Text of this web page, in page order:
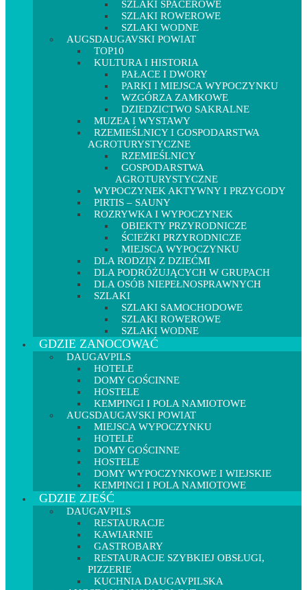
SZLAKI SPACEROWE
SZLAKI ROWEROWE
SZLAKI WODNE
AUGSDAUGAVSKI POWIAT
TOP10
KULTURA I HISTORIA
PAŁACE I DWORY
PARKI I MIEJSCA WYPOCZYNKU
WZGÓRZA ZAMKOWE
DZIEDZICTWO SAKRALNE
MUZEA I WYSTAWY
RZEMIEŚLNICY I GOSPODARSTWA
AGROTURYSTYCZNE
RZEMIEŚLNICY
GOSPODARSTWA
AGROTURYSTYCZNE
WYPOCZYNEK AKTYWNY I PRZYGODY
PIRTIS – SAUNY
ROZRYWKA I WYPOCZYNEK
OBIEKTY PRZYRODNICZE
ŚCIEŻKI PRZYRODNICZE
MIEJSCA WYPOCZYNKU
DLA RODZIN Z DZIEĆMI
DLA PODRÓŻUJĄCYCH W GRUPACH
DLA OSÓB NIEPEŁNOSPRAWNYCH
SZLAKI
SZLAKI SAMOCHODOWE
SZLAKI ROWEROWE
SZLAKI WODNE
GDZIE ZANOCOWAĆ
DAUGAVPILS
HOTELE
DOMY GOŚCINNE
HOSTELE
KEMPINGI I POLA NAMIOTOWE
AUGSDAUGAVSKI POWIAT
MIEJSCA WYPOCZYNKU
HOTELE
DOMY GOŚCINNE
HOSTELE
DOMY WYPOCZYNKOWE I WIEJSKIE
KEMPINGI I POLA NAMIOTOWE
GDZIE ZJEŚĆ
DAUGAVPILS
RESTAURACJE
KAWIARNIE
GASTROBARY
RESTAURACJE SZYBKIEJ OBSŁUGI,
PIZZERIE
KUCHNIA DAUGAVPILSKA